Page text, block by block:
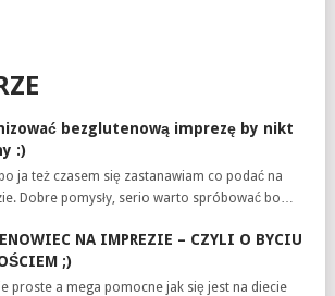
bezglutenową imprezę by nikt
:)
ja też czasem się zastanawiam co podać na
Dobre pomysły, serio warto spróbować bo…
NA IMPREZIE – CZYLI O BYCIU
;)
proste a mega pomocne jak się jest na diecie